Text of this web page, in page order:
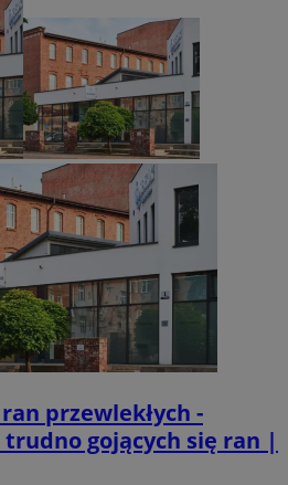
przewlekłych -
gojących się ran |